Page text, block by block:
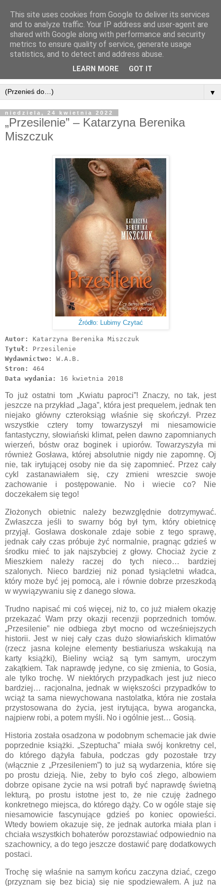
▼
niedziela, 24 kwietnia 2022
„Przesilenie” – Katarzyna Berenika
Miszczuk
Źródło: Lubimy Czytać
Autor: Katarzyna Berenika Miszczuk
Tytuł: Przesilenie
Wydawnictwo:
W.A.B.
Stron:
464
Data wydania:
16 kwietnia 2018
To już ostatni tom „Kwiatu paproci”! Znaczy, no tak, jest
jeszcze na przykład „Jaga”, która jest prequelem, jednak ten
niejako główny czteroksiąg właśnie się skończył. Przez
wszystkie cztery tomy towarzyszył mi niesamowicie
fantastyczny, słowiański klimat, pełen dawno zapomnianych
wierzeń, bóstw oraz boginek i upiorów. Towarzyszyła mi
również Gosława, której absolutnie nigdy nie zapomnę. Oj
nie, tak irytującej osoby nie da się zapomnieć. Przez cały
cykl zastanawiałem się, czy zmieni wreszcie swoje
zachowanie i postępowanie. No i wiecie co? Nie
doczekałem się tego!
Złożonych obietnic należy bezwzględnie dotrzymywać.
Zwłaszcza jeśli to swarny bóg był tym, który obietnicę
przyjął. Gosława doskonale zdaje sobie z tego sprawę,
jednak cały czas próbuje żyć normalnie, pragnąc gdzieś w
środku mieć to jak najszybciej z głowy. Chociaż życie z
Mieszkiem należy raczej do tych nieco… bardziej
szalonych. Nieco bardziej niż ponad tysiącletni władca,
który może być jej pomocą, ale i równie dobrze przeszkodą
w wywiązywaniu się z danego słowa.
Trudno napisać mi coś więcej, niż to, co już miałem okazję
przekazać Wam przy okazji recenzji poprzednich tomów.
„Przesilenie” nie odbiega zbyt mocno od wcześniejszych
historii. Jest w niej cały czas dużo słowiańskich klimatów
(rzecz jasna kolejne elementy bestiariusza wskakują na
karty książki), Bieliny wciąż są tym samym, uroczym
zakątkiem. Tak naprawdę jedyne, co się zmienia, to Gosia,
ale tylko trochę. W niektórych przypadkach jest już nieco
bardziej… racjonalna, jednak w większości przypadków to
wciąż ta sama niewychowana nastolatka, która nie została
przystosowana do życia, jest irytująca, bywa arogancka,
najpierw robi, a potem myśli. No i ogólnie jest… Gosią.
Historia została osadzona w podobnym schemacie jak dwie
poprzednie książki. „Szeptucha” miała swój konkretny cel,
do którego dążyła fabuła, podczas gdy pozostałe trzy
(włącznie z „Przesileniem”) to już są wydarzenia, które się
po prostu dzieją. Nie, żeby to było coś złego, albowiem
dobrze opisane życie na wsi potrafi być naprawdę świetną
lekturą, po prostu istotne jest to, że nie czuję żadnego
konkretnego miejsca, do którego dąży. Co w ogóle staje się
niesamowicie fascynujące gdzieś po koniec opowieści.
Wtedy bowiem okazuje się, że jednak autorka miała plan i
chciała wszystkich bohaterów porozstawiać odpowiednio na
szachownicy, a do tego jeszcze dostawić parę dodatkowych
postaci.
Trochę się właśnie na samym końcu zaczyna dziać, czego
(przyznam się bez bicia) się nie spodziewałem. A już na
This site uses cookies from Google to deliver its services
and to analyze traffic. Your IP address and user-agent are
shared with Google along with performance and security
metrics to ensure quality of service, generate usage
statistics, and to detect and address abuse.
LEARN MORE GOT IT